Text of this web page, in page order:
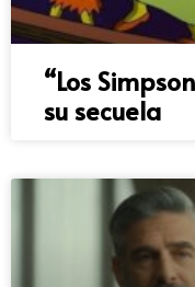
“Los
su secuela